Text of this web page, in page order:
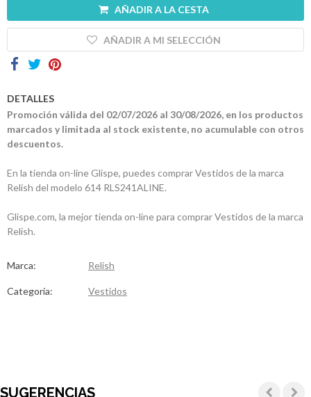
AÑADIR A LA CESTA
AÑADIR A MI SELECCIÓN
DETALLES
Promoción válida del 02/07/2026 al 30/08/2026, en los productos
marcados y limitada al stock existente, no acumulable con otros
descuentos.
En la tienda on-line Glispe, puedes comprar Vestidos de la marca
Relish del modelo 614 RLS241ALINE.
Glispe.com, la mejor tienda on-line para comprar Vestidos de la marca
Relish.
Marca: Relish
Categoría: Vestidos
SUGERENCIAS